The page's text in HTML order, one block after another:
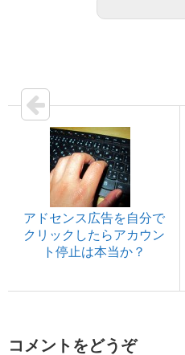
アドセンス広告を自分で
クリックしたらアカウン
ト停止は本当か？
コメントをどうぞ